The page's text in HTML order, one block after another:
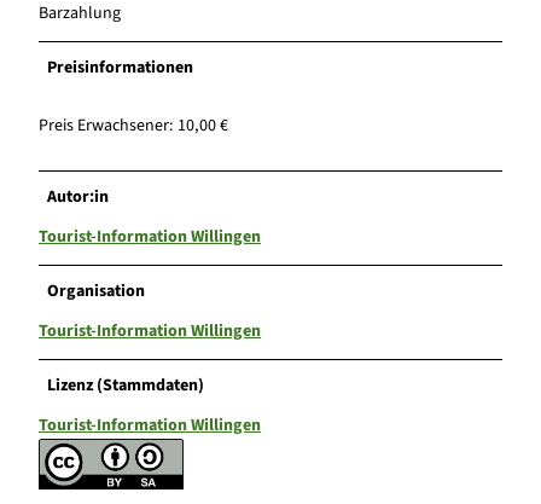
Barzahlung
Preisinformationen
Preis Erwachsener: 10,00 €
Autor:in
Tourist-Information Willingen
Organisation
Tourist-Information Willingen
Lizenz (Stammdaten)
Tourist-Information Willingen